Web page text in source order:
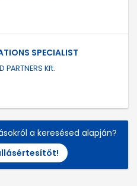
SPECIALIST
PARTNERS Kft.
a keresésed alapján?